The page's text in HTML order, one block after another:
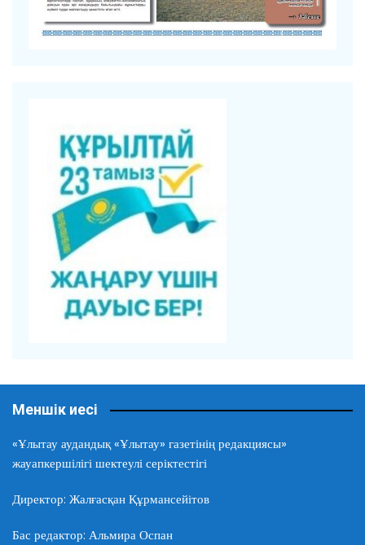
Меншік иесі
«Ұлытау аудандық «Ұлытау» газетінің редакциясы»
жауапкершілігі шектеулі серіктестігі
Директор: Жалғасқан Құрмансейітов
Бас редактор: Альмира Оспан